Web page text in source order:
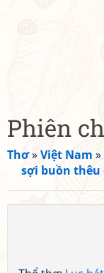
Phiên
Thơ»Việt Nam »
sợi buồn thêu